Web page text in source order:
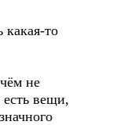
то
не
вещи,